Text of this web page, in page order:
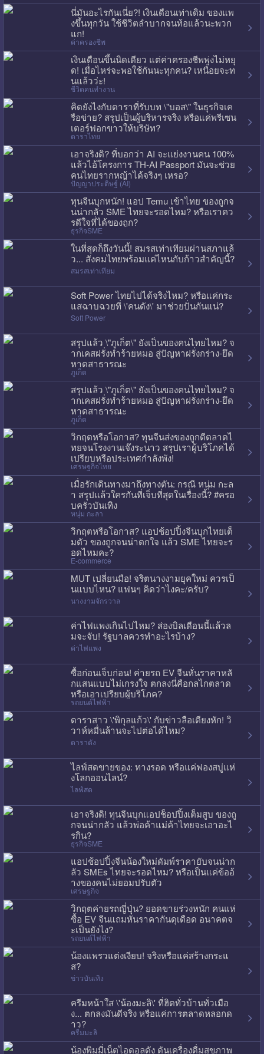
นี่มันอะไรกันเนี่ย?! เงินเดือนเท่าเดิม ของแพ
งขึ้นทุกวัน ใช้ชีวิตลำบากจนท้อแล้วนะพวก
แก!
ค่าครองชีพ
เงินเดือนขึ้นนิดเดียว แต่ค่าครองชีพพุ่งไม่หยุ
ด! เมื่อไหร่จะพอใช้กันนะทุกคน? เหนื่อยจะท
นแล้วว่ะ!
ชีวิตคนทำงาน
คิดยังไงกับดาราที่รับบท \"บอส\" ในธุรกิจเค
รือข่าย? สรุปเป็นผู้บริหารจริง หรือแค่พรีเซน
เตอร์ฟอกขาวให้บริษัท?
ดาราไทย
เอาจริงดิ? ที่บอกว่า AI จะแย่งงานคน 100%
แล้วไอ้โครงการ TH-AI Passport มันจะช่วย
คนไทยรากหญ้าได้จริงๆ เหรอ?
ปัญญาประดิษฐ์ (AI)
ทุนจีนบุกหนัก! แอป Temu เข้าไทย ของถูกจ
นน่ากลัว SME ไทยจะรอดไหม? หรือเราคว
รดีใจที่ได้ของถูก?
ธุรกิจSME
ในที่สุดก็ถึงวันนี้! สมรสเท่าเทียมผ่านสภาแล้
ว... สังคมไทยพร้อมแค่ไหนกับก้าวสำคัญนี้?
สมรสเท่าเทียม
Soft Power ไทยไปได้จริงไหม? หรือแค่กระ
แสฉาบฉวยที่ \'คนดัง\' มาช่วยปั่นกันแน่?
Soft Power
สรุปแล้ว \"ภูเก็ต\" ยังเป็นของคนไทยไหม? จ
ากเคสฝรั่งทำร้ายหมอ สู่ปัญหาฝรั่งกร่าง-ยึด
หาดสาธารณะ
ภูเก็ต
สรุปแล้ว \"ภูเก็ต\" ยังเป็นของคนไทยไหม? จ
ากเคสฝรั่งทำร้ายหมอ สู่ปัญหาฝรั่งกร่าง-ยึด
หาดสาธารณะ
ภูเก็ต
วิกฤตหรือโอกาส? ทุนจีนส่งของถูกตีตลาดไ
ทยจนโรงงานเจ๊งระนาว สรุปเราผู้บริโภคได้
เปรียบหรือประเทศกำลังพัง!
เศรษฐกิจไทย
เมื่อรักเดินทางมาถึงทางตัน: กรณี หนุ่ม กะล
า สรุปแล้วใครกันที่เจ็บที่สุดในเรื่องนี้? #ครอ
บครัวบันเทิง
หนุ่ม กะลา
วิกฤตหรือโอกาส? แอปช้อปปิ้งจีนบุกไทยเต็
มตัว ของถูกจนน่าตกใจ แล้ว SME ไทยจะร
อดไหมคะ?
E-commerce
MUT เปลี่ยนมือ! จริตนางงามยุคใหม่ ควรเป็
นแบบไหน? แฟนๆ คิดว่าไงคะ/ครับ?
นางงามจักรวาล
ค่าไฟแพงเกินไปไหม? ส่องบิลเดือนนี้แล้วล
มจะจับ! รัฐบาลควรทำอะไรบ้าง?
ค่าไฟแพง
ซื้อก่อนเจ็บก่อน! ค่ายรถ EV จีนหั่นราคาหลั
กแสนแบบไม่เกรงใจ ตกลงนี่คือกลไกตลาด
หรือเอาเปรียบผู้บริโภค?
รถยนต์ไฟฟ้า
ดาราสาว \'พิกุลแก้ว\' กับข่าวลือเตียงหัก! วิ
วาห์หมื่นล้านจะไปต่อได้ไหม?
ดาราดัง
ไลฟ์สดขายของ: ทางรอด หรือแค่ฟองสบู่แห่
งโลกออนไลน์?
ไลฟ์สด
เอาจริงดิ! ทุนจีนบุกแอปช็อปปิ้งเต็มสูบ ของถู
กจนน่ากลัว แล้วพ่อค้าแม่ค้าไทยจะเอาอะไ
รกิน?
ธุรกิจSME
แอปช้อปปิ้งจีนน้องใหม่ดัมพ์ราคายับจนน่าก
ลัว SMEs ไทยจะรอดไหม? หรือเป็นแค่ข้ออ้
างของคนไม่ยอมปรับตัว
เศรษฐกิจ
วิกฤตค่ายรถญี่ปุ่น? ยอดขายร่วงหนัก คนแห่
ซื้อ EV จีนแถมหั่นราคากันดุเดือด อนาคตจ
ะเป็นยังไง?
รถยนต์ไฟฟ้า
น้องแพรวแต่งเงียบ! จริงหรือแค่สร้างกระแ
ส?
ข่าวบันเทิง
ครีมหน้าใส \'น้องมะลิ\' ที่ฮิตทั่วบ้านทั่วเมือ
ง... ตกลงมันดีจริง หรือแค่การตลาดหลอกด
าว?
ครีมมะลิ
น้องพิมมี่เน็ตไอดอลดัง ดันเครื่องดื่มสุขภาพ